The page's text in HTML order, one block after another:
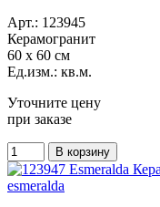
Арт.: 123945
Керамогранит
60 x 60 см
Ед.изм.: кв.м.
Уточните цену
при заказе
esmeralda